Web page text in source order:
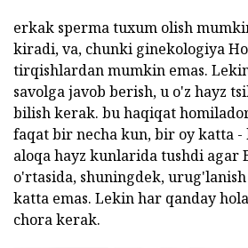
erkak sperma tuxum olish
kiradi, va, chunki ginekologiya
tirqishlardan mumkin emas.
savolga javob berish, u o'z hayz
bilish kerak. bu haqiqat
faqat bir necha kun, bir oy katta
aloqa hayz kunlarida tushdi agar
o'rtasida, shuningdek,
katta emas. Lekin har qanday
chora kerak.